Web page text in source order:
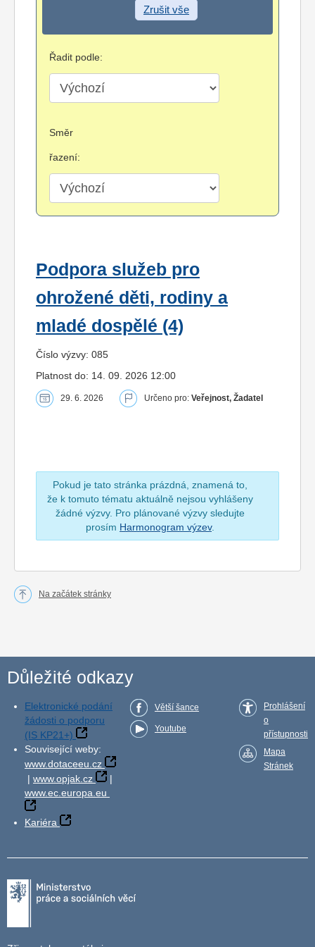
Zrušit vše
Řadit podle:
Směr
řazení:
Podpora služeb pro
ohrožené děti, rodiny a
mladé dospělé (4)
Číslo výzvy: 085
Platnost do: 14. 09. 2026 12:00
29. 6. 2026 Určeno pro: Veřejnost, Žadatel
Pokud je tato stránka prázdná, znamená to,
že k tomuto tématu aktuálně nejsou vyhlášeny
žádné výzvy. Pro plánované výzvy sledujte
prosím Harmonogram výzev.
Na začátek stránky
Důležité odkazy
Elektronické podání
žádosti o podporu
(IS KP21+)
Související weby:
www.dotaceeu.cz
| www.opjak.cz
|
www.ec.europa.eu
Kariéra
Větší šance
Youtube
Prohlášení
o
přístupnosti
Mapa
Stránek